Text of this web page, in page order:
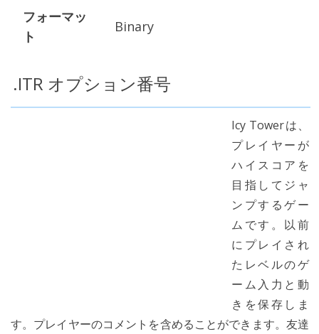
フォーマッ
ト
Binary
.ITR オプション番号
Icy Towerは、
プレイヤーが
ハイスコアを
目指してジャ
ンプするゲー
ムです。以前
にプレイされ
たレベルのゲ
ーム入力と動
きを保存しま
す。プレイヤーのコメントを含めることができます。友達